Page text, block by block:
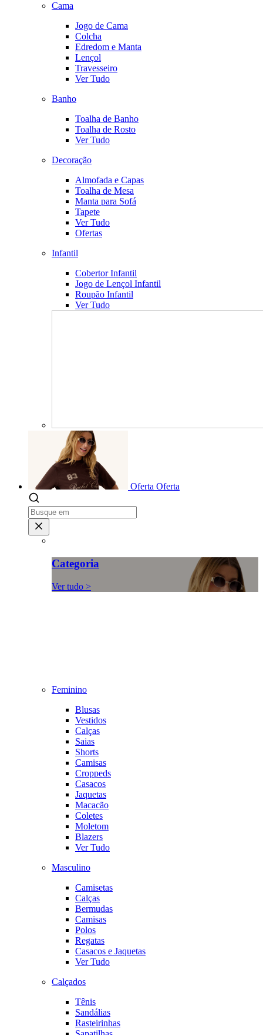
Cama
Jogo de Cama
Colcha
Edredom e Manta
Lençol
Travesseiro
Ver Tudo
Banho
Toalha de Banho
Toalha de Rosto
Ver Tudo
Decoração
Almofada e Capas
Toalha de Mesa
Manta para Sofá
Tapete
Ver Tudo
Ofertas
Infantil
Cobertor Infantil
Jogo de Lençol Infantil
Roupão Infantil
Ver Tudo
Oferta Oferta
Categoria
Ver tudo >
Feminino
Blusas
Vestidos
Calças
Saias
Shorts
Camisas
Croppeds
Casacos
Jaquetas
Macacão
Coletes
Moletom
Blazers
Ver Tudo
Masculino
Camisetas
Calças
Bermudas
Camisas
Polos
Regatas
Casacos e Jaquetas
Ver Tudo
Calçados
Tênis
Sandálias
Rasteirinhas